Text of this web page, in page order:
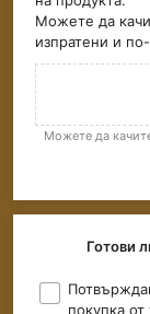
Можете да
изпратени и
Можете да
Готови
покупка